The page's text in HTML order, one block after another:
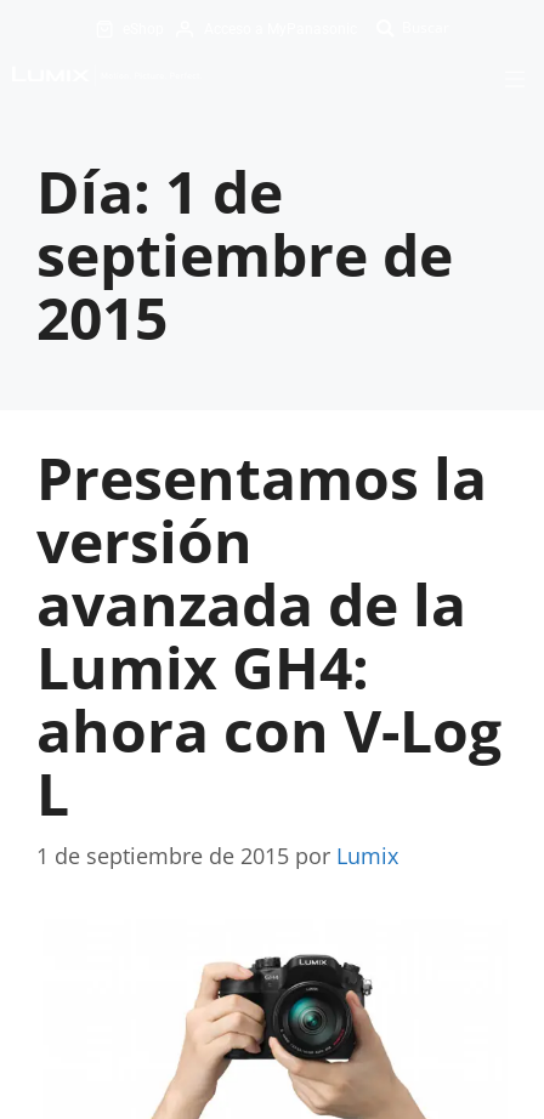
Día: 1 de
septiembre de
2015
Presentamos la
versión
avanzada de la
Lumix GH4:
ahora con V-Log
L
1 de septiembre de 2015 por Lumix